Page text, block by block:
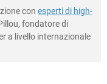
con esperti di high-
fondatore di
a livello internazionale